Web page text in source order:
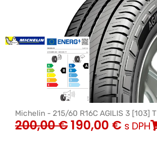
Michelin - 215/60 R16C AGILIS 3 [103] T
200,00€190,00 € s DPH